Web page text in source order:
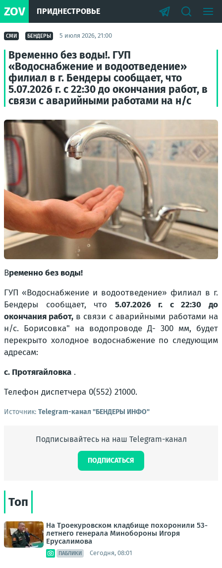
ZOV ПРИДНЕСТРОВЬЕ
СМИ БЕНДЕРЫ 5 июля 2026, 21:00
Временно без воды!. ГУП
«Водоснабжение и водоотведение»
филиал в г. Бендеры сообщает, что
5.07.2026 г. с 22:30 до окончания работ, в
связи с аварийными работами на н/с
Временно без воды!
ГУП «Водоснабжение и водоотведение» филиал в г.
Бендеры сообщает, что 5.07.2026 г. с 22:30 до
окончания работ, в связи с аварийными работами на
н/с. Борисовка" на водопроводе Д- 300 мм, будет
перекрыто холодное водоснабжение по следующим
адресам:
с. Протягайловка .
Телефон диспетчера 0(552) 21000.
Источник: Telegram-канал "БЕНДЕРЫ ИНФО"
Подписывайтесь на наш Telegram-канал
ПОДПИСАТЬСЯ
Топ
На Троекуровском кладбище похоронили 53-
летнего генерала Минобороны Игоря
Ерусалимова
ПАБЛИКИ Сегодня, 08:01